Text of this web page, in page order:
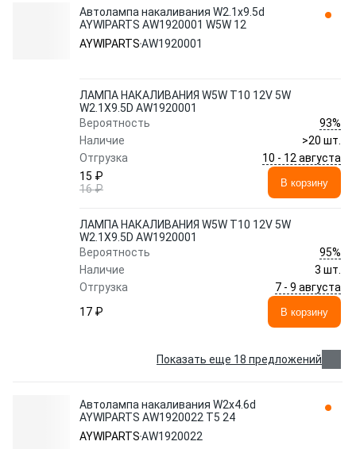
Автолампа накаливания W2.1x9.5d
AYWIPARTS AW1920001 W5W 12
AYWIPARTSAW1920001
ЛАМПА НАКАЛИВАНИЯ W5W T10 12V 5W
W2.1X9.5D AW1920001
Вероятность
93%
Наличие
>20 шт.
Отгрузка
10 - 12 августа
15 ₽
16 ₽
В корзину
ЛАМПА НАКАЛИВАНИЯ W5W T10 12V 5W
W2.1X9.5D AW1920001
Вероятность
95%
Наличие
3 шт.
Отгрузка
7 - 9 августа
17 ₽
В корзину
Показать еще 18 предложений
Автолампа накаливания W2x4.6d
AYWIPARTS AW1920022 T5 24
AYWIPARTSAW1920022